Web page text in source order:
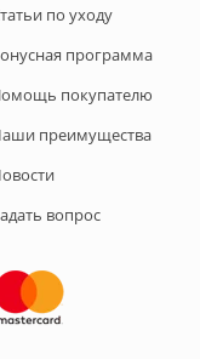
по уходу
программа
покупателю
преимущества
вопрос